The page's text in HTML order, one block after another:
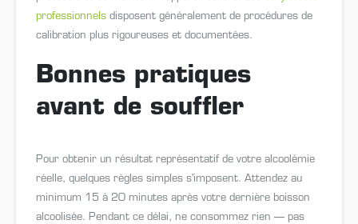
professionnels disposent généralement de procédures de
calibration plus rigoureuses et documentées.
Bonnes pratiques
avant de souffler
Pour obtenir un résultat représentatif de votre alcoolémie
réelle, quelques règles simples s'imposent. Attendez au
minimum 15 à 20 minutes après votre dernière boisson
alcoolisée. Pendant ce délai, ne consommez rien — pas